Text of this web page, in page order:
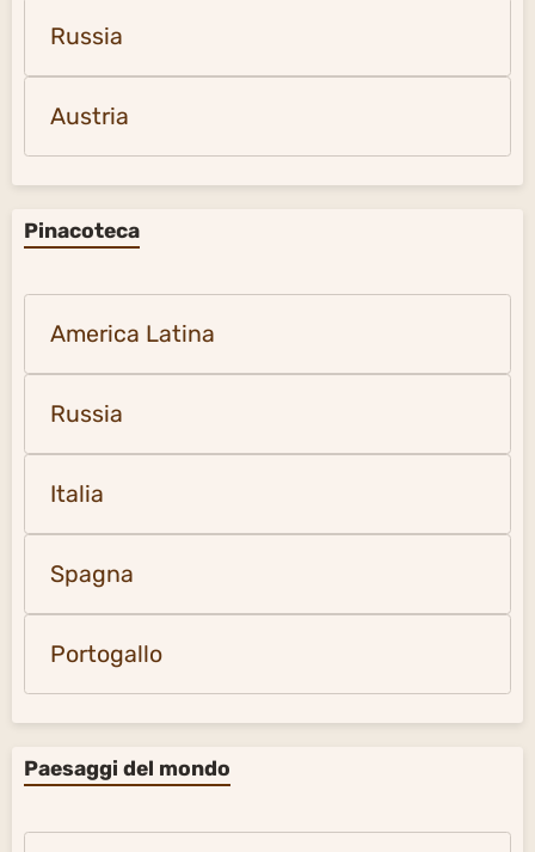
Russia
Austria
Pinacoteca
America Latina
Russia
Italia
Spagna
Portogallo
Paesaggi del mondo